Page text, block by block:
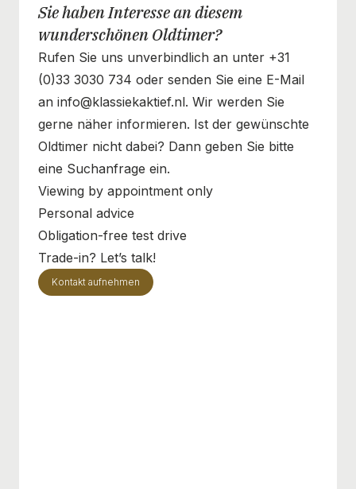
Sie haben Interesse an diesem
wunderschönen Oldtimer?
Rufen Sie uns unverbindlich an unter +31
(0)33 3030 734 oder senden Sie eine E-Mail
an info@klassiekaktief.nl. Wir werden Sie
gerne näher informieren. Ist der gewünschte
Oldtimer nicht dabei? Dann geben Sie bitte
eine Suchanfrage ein.
Viewing by appointment only
Personal advice
Obligation-free test drive
Trade-in? Let’s talk!
Kontakt aufnehmen